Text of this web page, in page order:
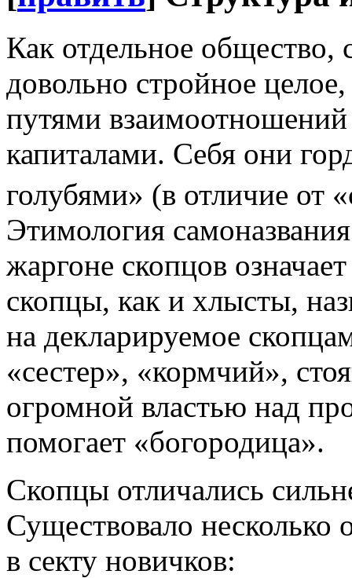
Как отдельное общество,
довольно стройное
путями
капиталами. Себя они
голубями» (в отличие от
Этимология
жаргоне скопцов
скопцы, как и хлысты,
на декларируемое
«сестер», «кормчий»,
огромной властью над
помогает «богородица».
Скопцы отличались
Существовало несколько
в секту новичков: